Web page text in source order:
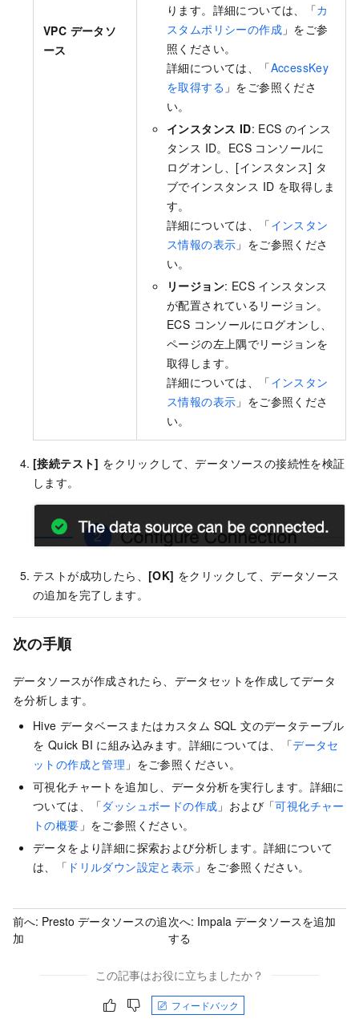
VPC データソ
ース
ります。詳細については、「カ
スタムポリシーの作成 」をご参
照ください。
詳細については、「AccessKey
を取得する 」をご参照くださ
い。
インスタンス ID: ECS のインス
タンス ID。ECS コンソールに
ログオンし、[インスタンス] タ
ブでインスタンス ID を取得しま
す。
詳細については、「インスタン
ス情報の表示 」をご参照くださ
い。
リージョン: ECS インスタンス
が配置されているリージョン。
ECS コンソールにログオンし、
ページの左上隅でリージョンを
取得します。
詳細については、「インスタン
ス情報の表示 」をご参照くださ
い。
[接続テスト] をクリックして、データソースの接続性を検証
します。
テストが成功したら、 [OK] をクリックして、データソース
の追加を完了します。
次の手順
データソースが作成されたら、データセットを作成してデータ
を分析します。
Hive データベースまたはカスタム SQL 文のデータテーブル
を Quick BI に組み込みます。詳細については、「データセ
ットの作成と管理 」をご参照ください。
可視化チャートを追加し、データ分析を実行します。詳細に
ついては、「ダッシュボードの作成 」および「可視化チャー
トの概要 」をご参照ください。
データをより詳細に探索および分析します。詳細について
は、「 ドリルダウン設定と表示 」をご参照ください。
前へ: Presto データソースの追
加
次へ: Impala データソースを追加
する
この記事はお役に立ちましたか？
フィードバック